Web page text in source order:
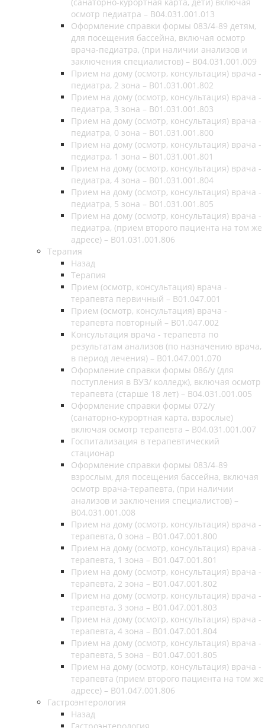
осмотр педиатра – B04.031.001.013
Оформление справки формы 083/4-89 детям,
для посещения бассейна, включая осмотр
врача-педиатра, (при наличии анализов и
заключения специалистов) – B04.031.001.009
Прием на дому (осмотр, консультация) врача -
педиатра, 2 зона – B01.031.001.802
Прием на дому (осмотр, консультация) врача -
педиатра, 3 зона – B01.031.001.803
Прием на дому (осмотр, консультация) врача -
педиатра, 0 зона – B01.031.001.800
Прием на дому (осмотр, консультация) врача -
педиатра, 1 зона – B01.031.001.801
Прием на дому (осмотр, консультация) врача -
педиатра, 4 зона – B01.031.001.804
Прием на дому (осмотр, консультация) врача -
педиатра, 5 зона – B01.031.001.805
Прием на дому (осмотр, консультация) врача -
педиатра, (прием второго пациента на том же
адресе) – B01.031.001.806
Терапия
Назад
Терапия
Прием (осмотр, консультация) врача -
терапевта первичный – B01.047.001
Прием (осмотр, консультация) врача -
терапевта повторный – В01.047.002
Консультация врача - терапевта по
результатам анализов (по назначению врача,
в период лечения) – B01.047.001.070
Оформление справки формы 086/у (для
поступления в ВУЗ/ колледж), включая осмотр
терапевта (старше 18 лет) – B04.031.001.005
Оформление справки формы 072/у
(санаторно-курортная карта, взрослые)
включая осмотр терапевта – B04.031.001.007
Госпитализация в терапевтический
стационар
Оформление справки формы 083/4-89
взрослым, для посещения бассейна, включая
осмотр врача-терапевта, (при наличии
анализов и заключения специалистов) –
B04.031.001.008
Прием на дому (осмотр, консультация) врача -
терапевта, 0 зона – В01.047.001.800
Прием на дому (осмотр, консультация) врача -
терапевта, 1 зона – В01.047.001.801
Прием на дому (осмотр, консультация) врача -
терапевта, 2 зона – В01.047.001.802
Прием на дому (осмотр, консультация) врача -
терапевта, 3 зона – В01.047.001.803
Прием на дому (осмотр, консультация) врача -
терапевта, 4 зона – В01.047.001.804
Прием на дому (осмотр, консультация) врача -
терапевта, 5 зона – В01.047.001.805
Прием на дому (осмотр, консультация) врача -
терапевта (прием второго пациента на том же
адресе) – В01.047.001.806
Гастроэнтерология
Назад